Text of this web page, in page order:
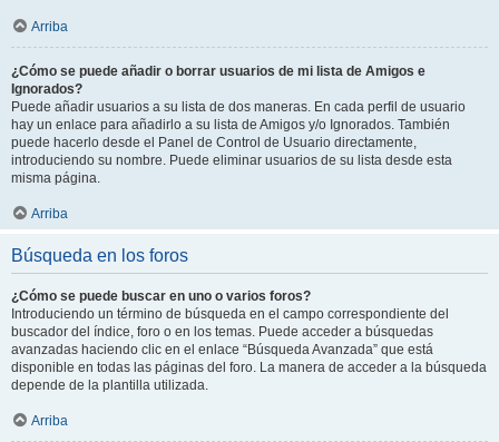
Arriba
¿Cómo se puede añadir o borrar usuarios de mi lista de Amigos e
Ignorados?
Puede añadir usuarios a su lista de dos maneras. En cada perfil de usuario
hay un enlace para añadirlo a su lista de Amigos y/o Ignorados. También
puede hacerlo desde el Panel de Control de Usuario directamente,
introduciendo su nombre. Puede eliminar usuarios de su lista desde esta
misma página.
Arriba
Búsqueda en los foros
¿Cómo se puede buscar en uno o varios foros?
Introduciendo un término de búsqueda en el campo correspondiente del
buscador del índice, foro o en los temas. Puede acceder a búsquedas
avanzadas haciendo clic en el enlace “Búsqueda Avanzada” que está
disponible en todas las páginas del foro. La manera de acceder a la búsqueda
depende de la plantilla utilizada.
Arriba